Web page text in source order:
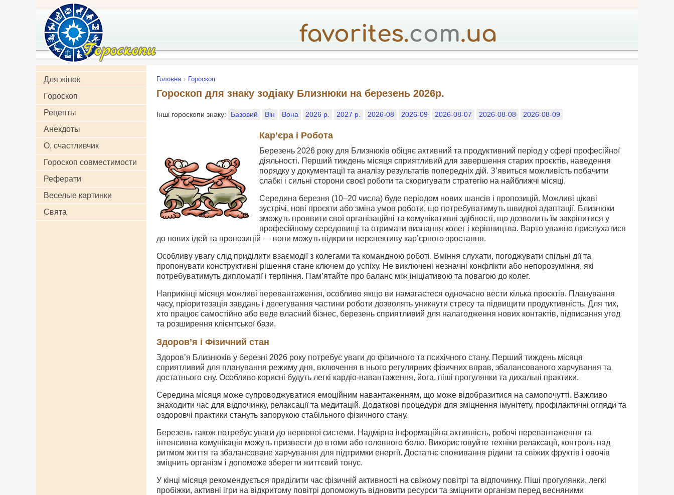
Для жінок
Гороскоп
Рецепты
Анекдоты
О, счастливчик
Гороскоп совместимости
Реферати
Веселые картинки
Свята
Головна Гороскоп
Гороскоп для знаку зодіаку Близнюки на березень 2026р.
Інші гороскопи знаку: Базовий Він Вона 2026 р. 2027 р. 2026-08 2026-09 2026-08-07 2026-08-08 2026-08-09
Кар’єра і Робота
Березень 2026 року для Близнюків обіцяє активний та продуктивний період у сфері професійної
діяльності. Перший тиждень місяця сприятливий для завершення старих проєктів, наведення
порядку у документації та аналізу результатів попередніх дій. З’явиться можливість побачити
слабкі і сильні сторони своєї роботи та скоригувати стратегію на найближчі місяці.
Середина березня (10–20 числа) буде періодом нових шансів і пропозицій. Можливі цікаві
зустрічі, нові проєкти або зміна умов роботи, що потребуватимуть швидкої адаптації. Близнюки
зможуть проявити свої організаційні та комунікативні здібності, що дозволить їм закріпитися у
професійному середовищі та отримати визнання колег і керівництва. Варто уважно прислухатися
до нових ідей та пропозицій — вони можуть відкрити перспективу кар’єрного зростання.
Особливу увагу слід приділити взаємодії з колегами та командною роботі. Вміння слухати, погоджувати спільні дії та
пропонувати конструктивні рішення стане ключем до успіху. Не виключені незначні конфлікти або непорозуміння, які
потребуватимуть дипломатії і терпіння. Пам’ятайте про баланс між ініціативою та повагою до колег.
Наприкінці місяця можливі перевантаження, особливо якщо ви намагаєтеся одночасно вести кілька проєктів. Планування
часу, пріоритезація завдань і делегування частини роботи дозволять уникнути стресу та підвищити продуктивність. Для тих,
хто працює самостійно або веде власний бізнес, березень сприятливий для налагодження нових контактів, підписання угод
та розширення клієнтської бази.
Здоров’я і Фізичний стан
Здоров’я Близнюків у березні 2026 року потребує уваги до фізичного та психічного стану. Перший тиждень місяця
сприятливий для планування режиму дня, включення в нього регулярних фізичних вправ, збалансованого харчування та
достатнього сну. Особливо корисні будуть легкі кардіо-навантаження, йога, піші прогулянки та дихальні практики.
Середина місяця може супроводжуватися емоційним навантаженням, що може відобразитися на самопочутті. Важливо
знаходити час для відпочинку, релаксації та медитацій. Додаткові процедури для зміцнення імунітету, профілактичні огляди та
оздоровчі практики стануть запорукою стабільного фізичного стану.
Березень також потребує уваги до нервової системи. Надмірна інформаційна активність, робочі перевантаження та
інтенсивна комунікація можуть призвести до втоми або головного болю. Використовуйте техніки релаксації, контроль над
ритмом життя та збалансоване харчування для підтримки енергії. Достатнє споживання рідини та свіжих фруктів і овочів
зміцнить організм і допоможе зберегти життєвий тонус.
У кінці місяця рекомендується приділити час фізичній активності на свіжому повітрі та відпочинку. Піші прогулянки, легкі
пробіжки, активні ігри на відкритому повітрі допоможуть відновити ресурси та зміцнити організм перед весняними